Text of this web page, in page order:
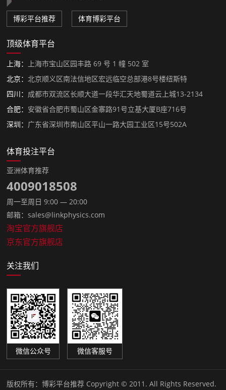
博彩平台推荐 体育博彩平台
顶级体育平台
上海：
上海市宝山区园丰路 69 号 1 幢 502 室
北京：北京顺义区南法信地区宏远临空总部港8号楼纽斯特
四川： 成都市双流区长顺大道一段华汇天地蜀道云上城13-2134
合肥： 安徽省合肥市蜀山区金寨路91号立基大厦B座716号
深圳： 广东省深圳市南山区平山一路大园工业区15号502A
体育投注平台
亚洲体育推荐
4009018508
周一至周日 9:00 — 20:00
邮箱：sales@linkphysics.com
淘宝官方旗舰店
京东官方旗舰店
关注我们
微信公众号 微信客服号
版权所有：博彩平台推荐 Copyright © 2011. All Rights Reserved.